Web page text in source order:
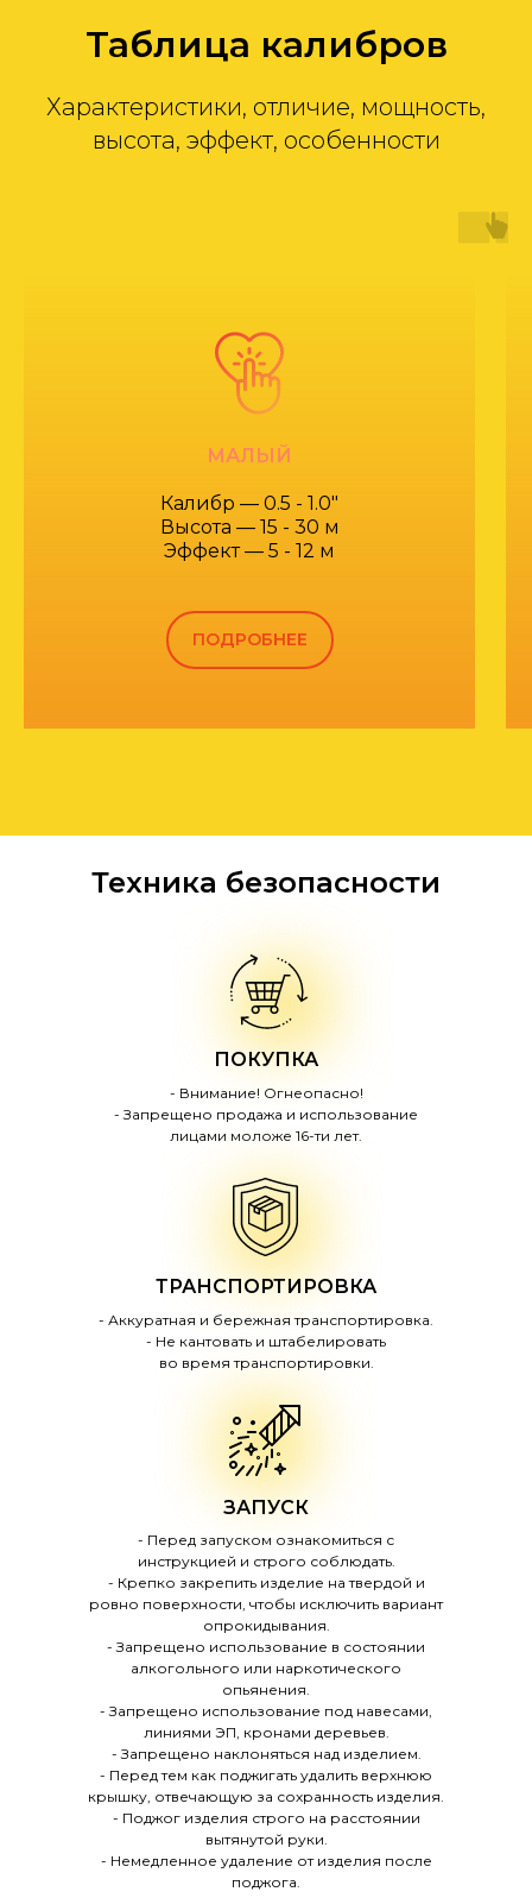
Таблица калибров
Характеристики, отличие, мощность,
высота, эффект, особенности
МАЛЫЙ
Калибр — 0.5 - 1.0"
Высота — 15 - 30 м
Эффект — 5 - 12 м
ПОДРОБНЕЕ
ПОКУПКА
- Внимание! Огнеопасно!
- Запрещено продажа и использование
лицами моложе 16-ти лет.
ЗАПУСК
- Перед запуском ознакомиться с
инструкцией и строго соблюдать.
- Крепко закрепить изделие на твердой и
ровно поверхности, чтобы исключить вариант
опрокидывания.
- Запрещено использование в состоянии
алкогольного или наркотического
опьянения.
- Запрещено использование под навесами,
линиями ЭП, кронами деревьев.
- Запрещено наклоняться над изделием.
- Перед тем как поджигать удалить верхнюю
крышку, отвечающую за сохранность изделия.
- Поджог изделия строго на расстоянии
вытянутой руки.
- Немедленное удаление от изделия после
поджога.
ТРАНСПОРТИРОВКА
- Аккуратная и бережная транспортировка.
- Не кантовать и штабелировать
во время транспортировки.
Техника безопасности